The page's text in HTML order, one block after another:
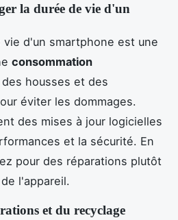
la durée de vie d'un
vie d'un smartphone est une
consommation
housses et des
éviter les dommages.
des mises à jour logicielles
et la sécurité. En
pour des réparations plutôt
l'appareil.
et du recyclage